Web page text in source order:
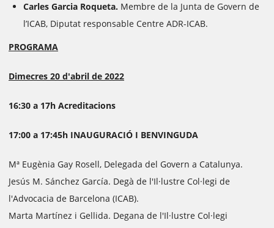
Carles Garcia Roqueta. Membre de la Junta de Govern de
l’ICAB, Diputat responsable Centre ADR-ICAB.
PROGRAMA
Dimecres 20 d'abril de 2022
16:30 a 17h Acreditacions
17:00 a 17:45h INAUGURACIÓ I BENVINGUDA
Mª Eugènia Gay Rosell, Delegada del Govern a Catalunya.
Jesús M. Sánchez García. Degà de l'Il·lustre Col·legi de
l'Advocacia de Barcelona (ICAB).
Marta Martínez i Gellida. Degana de l'Il·lustre Col·legi